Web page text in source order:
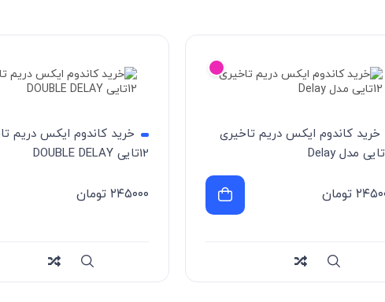
خرید کاندوم ایکس دریم تاخیری
تومان
Compare
خرید کاندوم ایکس دریم
12تایی DOUBLE DELAY
۲۴۵۰۰۰ تومان
Compare